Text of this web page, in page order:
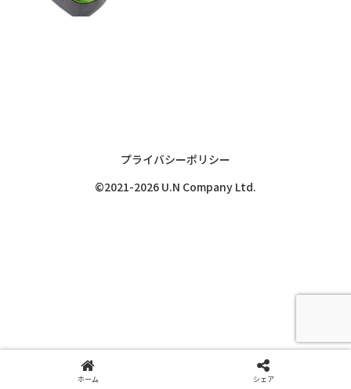
プライバシーポリシー
©2021-2026 U.N Company Ltd.
ホーム シェア